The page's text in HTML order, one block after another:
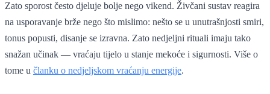
Zato sporost često djeluje bolje nego vikend. Živčani sustav reagira
na usporavanje brže nego što mislimo: nešto se u unutrašnjosti smiri,
tonus popusti, disanje se izravna. Zato nedjeljni rituali imaju tako
snažan učinak — vraćaju tijelo u stanje mekoće i sigurnosti. Više o
tome u članku o nedjeljskom vraćanju energije.